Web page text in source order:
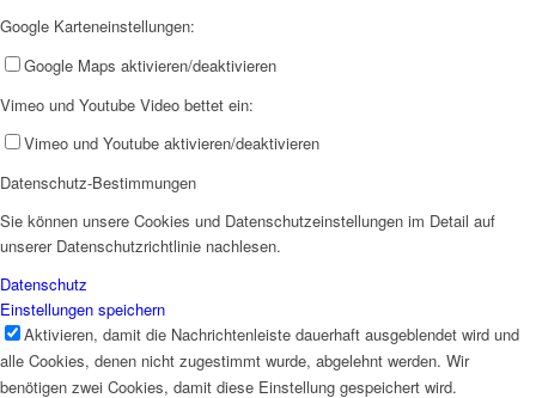
Emmerich Räuberhöhle
Kranenburg
Google Karteneinstellungen:
Google Maps aktivieren/deaktivieren
Vimeo und Youtube Video bettet ein:
Vimeo und Youtube aktivieren/deaktivieren
Datenschutz-Bestimmungen
Sie können unsere Cookies und Datenschutzeinstellungen im Detail auf
unserer Datenschutzrichtlinie nachlesen.
Datenschutz
Einstellungen speichern
Aktivieren, damit die Nachrichtenleiste dauerhaft ausgeblendet wird und
alle Cookies, denen nicht zugestimmt wurde, abgelehnt werden. Wir
benötigen zwei Cookies, damit diese Einstellung gespeichert wird.